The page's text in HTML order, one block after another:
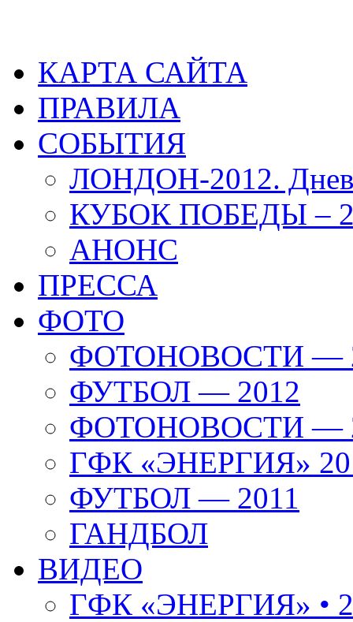
КАРТА САЙТА
ПРАВИЛА
СОБЫТИЯ
ЛОНДОН-2012.
КУБОК ПОБЕДЫ –
АНОНС
ПРЕССА
ФОТО
ФОТОНОВОСТИ —
ФУТБОЛ — 2012
ФОТОНОВОСТИ —
ГФК «ЭНЕРГИЯ»
ФУТБОЛ — 2011
ГАНДБОЛ
ВИДЕО
ГФК «ЭНЕРГИЯ» •